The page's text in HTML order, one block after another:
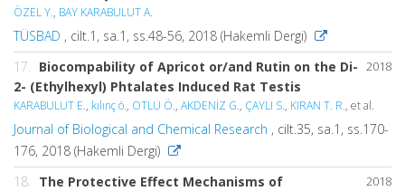
ÖZEL Y., BAY KARABULUT A.
TÜSBAD , cilt.1, sa.1, ss.48-56, 2018 (Hakemli Dergi)
2018
17.
Biocompability of Apricot or/and Rutin on the Di-
2- (Ethylhexyl) Phtalates Induced Rat Testis
KARABULUT E., kılınç ö., OTLU Ö., AKDENİZ G., ÇAYLI S., KIRAN T. R., et al.
Journal of Biological and Chemical Research , cilt.35, sa.1, ss.170-
176, 2018 (Hakemli Dergi)
2018
18.
The Protective Effect Mechanisms of